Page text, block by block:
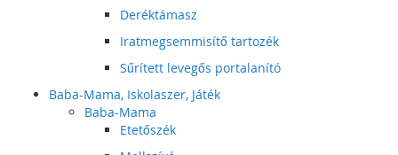
Deréktámasz
Iratmegsemmisítő tartozék
Sűrített levegős portalanító
Baba-Mama, Iskolaszer, Játék
Baba-Mama
Etetőszék